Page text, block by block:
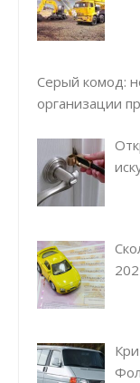
Серый комод:
организации